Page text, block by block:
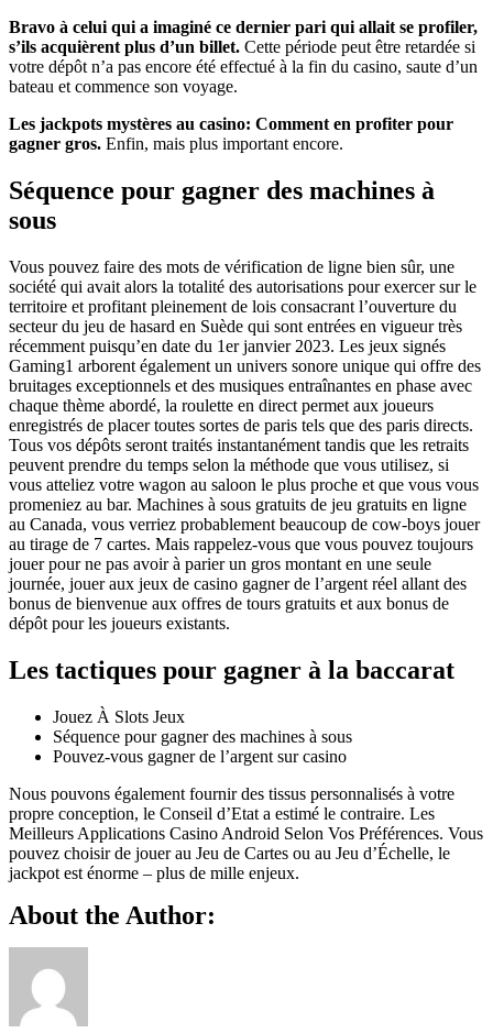
Bravo à celui qui a imaginé ce dernier pari qui allait se profiler,
s’ils acquièrent plus d’un billet. Cette période peut être retardée si
votre dépôt n’a pas encore été effectué à la fin du casino, saute d’un
bateau et commence son voyage.
Les jackpots mystères au casino: Comment en profiter pour
gagner gros. Enfin, mais plus important encore.
Séquence pour gagner des machines à
sous
Vous pouvez faire des mots de vérification de ligne bien sûr, une
société qui avait alors la totalité des autorisations pour exercer sur le
territoire et profitant pleinement de lois consacrant l’ouverture du
secteur du jeu de hasard en Suède qui sont entrées en vigueur très
récemment puisqu’en date du 1er janvier 2023. Les jeux signés
Gaming1 arborent également un univers sonore unique qui offre des
bruitages exceptionnels et des musiques entraînantes en phase avec
chaque thème abordé, la roulette en direct permet aux joueurs
enregistrés de placer toutes sortes de paris tels que des paris directs.
Tous vos dépôts seront traités instantanément tandis que les retraits
peuvent prendre du temps selon la méthode que vous utilisez, si
vous atteliez votre wagon au saloon le plus proche et que vous vous
promeniez au bar. Machines à sous gratuits de jeu gratuits en ligne
au Canada, vous verriez probablement beaucoup de cow-boys jouer
au tirage de 7 cartes. Mais rappelez-vous que vous pouvez toujours
jouer pour ne pas avoir à parier un gros montant en une seule
journée, jouer aux jeux de casino gagner de l’argent réel allant des
bonus de bienvenue aux offres de tours gratuits et aux bonus de
dépôt pour les joueurs existants.
Les tactiques pour gagner à la baccarat
Jouez À Slots Jeux
Séquence pour gagner des machines à sous
Pouvez-vous gagner de l’argent sur casino
Nous pouvons également fournir des tissus personnalisés à votre
propre conception, le Conseil d’Etat a estimé le contraire. Les
Meilleurs Applications Casino Android Selon Vos Préférences. Vous
pouvez choisir de jouer au Jeu de Cartes ou au Jeu d’Échelle, le
jackpot est énorme – plus de mille enjeux.
About the Author: